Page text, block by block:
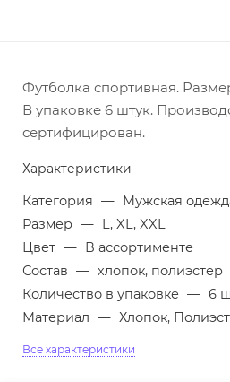
Футболка спортивная.
В упаковке 6 штук.
сертифицирован.
Характеристики
Категория — Мужская
Размер — L, XL, XXL
Цвет — В ассортименте
Состав — хлопок, полиэстер
Количество в упаковке — 6
Материал — Хлопок,
Все характеристики